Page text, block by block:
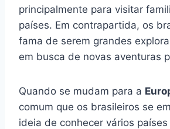
principalmente para visitar
países. Em contrapartida, os
fama de serem grandes
em busca de novas aventuras
Quando se mudam para a
comum que os brasileiros se
ideia de conhecer vários